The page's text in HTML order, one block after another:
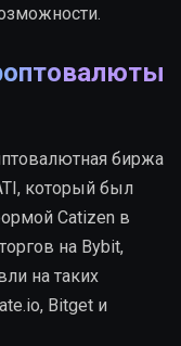
биржа
который был
Catizen в
на Bybit,
на таких
Bitget и